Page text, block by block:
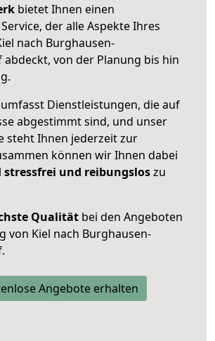
bietet Ihnen einen
der alle Aspekte Ihres
nach Burghausen-
von der Planung bis hin
Dienstleistungen, die auf
abgestimmt sind, und unser
steht Ihnen jederzeit zur
können wir Ihnen dabei
stressfrei und reibungsloszu
Qualität bei den Angeboten
von Kiel nach Burghausen-
Angebote erhalten